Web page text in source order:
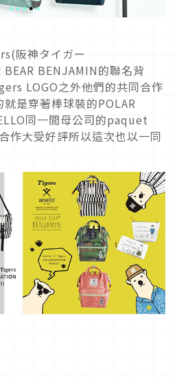
阪神タイガー
BENJAMIN的聯名背
LOGO之外他們的共同合作
是穿著棒球裝的POLAR
同一間母公司的paquet
作大受好評所以這次也以一同